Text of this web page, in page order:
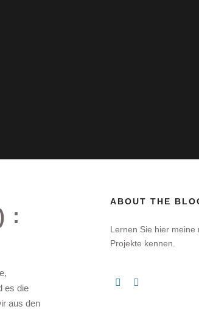
:
es die
aus den
ABOUT THE
Lernen Sie hier meine
Projekte kennen.